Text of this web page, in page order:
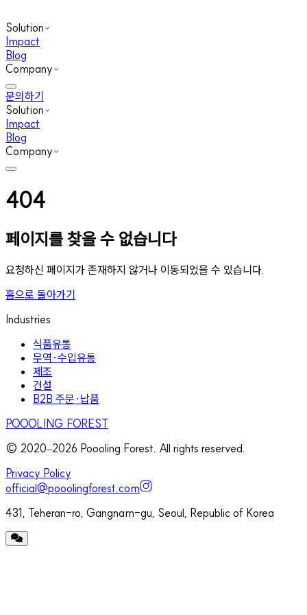
Solution
Impact
Blog
Company
문의하기
Solution
Impact
Blog
Company
404
페이지를 찾을 수 없습니다
요청하신 페이지가 존재하지 않거나 이동되었을 수 있습니다.
홈으로 돌아가기
Industries
식품유통
무역·수입유통
제조
건설
B2B 주문·납품
POOOLING FOREST
© 2020–2026 Poooling Forest. All rights reserved.
Privacy Policy
official@pooolingforest.com
431, Teheran-ro, Gangnam-gu, Seoul, Republic of Korea